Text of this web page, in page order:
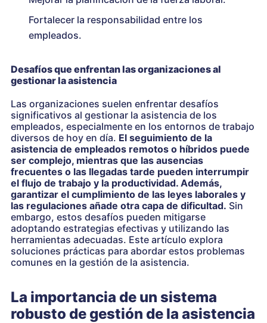
Fortalecer la responsabilidad entre los
empleados.
Desafíos que enfrentan las organizaciones al
gestionar la asistencia
Las organizaciones suelen enfrentar desafíos
significativos al gestionar la asistencia de los
empleados, especialmente en los entornos de trabajo
diversos de hoy en día. El seguimiento de la
asistencia de empleados remotos o híbridos puede
ser complejo, mientras que las ausencias
frecuentes o las llegadas tarde pueden interrumpir
el flujo de trabajo y la productividad. Además,
garantizar el cumplimiento de las leyes laborales y
las regulaciones añade otra capa de dificultad. Sin
embargo, estos desafíos pueden mitigarse
adoptando estrategias efectivas y utilizando las
herramientas adecuadas. Este artículo explora
soluciones prácticas para abordar estos problemas
comunes en la gestión de la asistencia.
La importancia de un sistema
robusto de gestión de la asistencia